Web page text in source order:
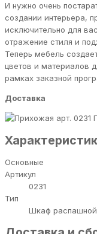
И нужно очень
создании интерьера,
исключительно для
отражение стиля и
Теперь мебель
цветов и материалов
рамках заказной
Доставка
Основные
Артикул
0231
Тип
Шкаф распашной